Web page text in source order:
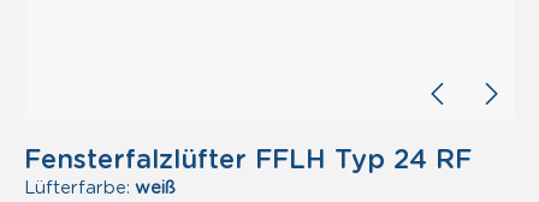
Fensterfalzlüfter FFLH Typ 24 RF
Lüfterfarbe: weiß